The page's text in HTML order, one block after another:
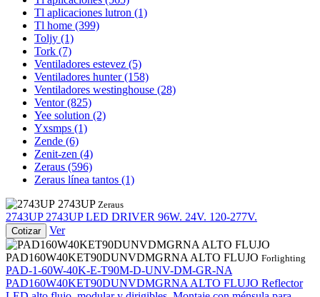
Tl aplicaciones lutron (1)
Tl home (399)
Toljy (1)
Tork (7)
Ventiladores estevez (5)
Ventiladores hunter (158)
Ventiladores westinghouse (28)
Ventor (825)
Yee solution (2)
Yxsmps (1)
Zende (6)
Zenit-zen (4)
Zeraus (596)
Zeraus línea tantos (1)
2743UP Zeraus
2743UP 2743UP LED DRIVER 96W. 24V. 120-277V.
Cotizar Ver
PAD160W40KET90DUNVDMGRNA ALTO FLUJO Forlighting
PAD-1-60W-40K-E-T90M-D-UNV-DM-GR-NA
PAD160W40KET90DUNVDMGRNA ALTO FLUJO Reflector